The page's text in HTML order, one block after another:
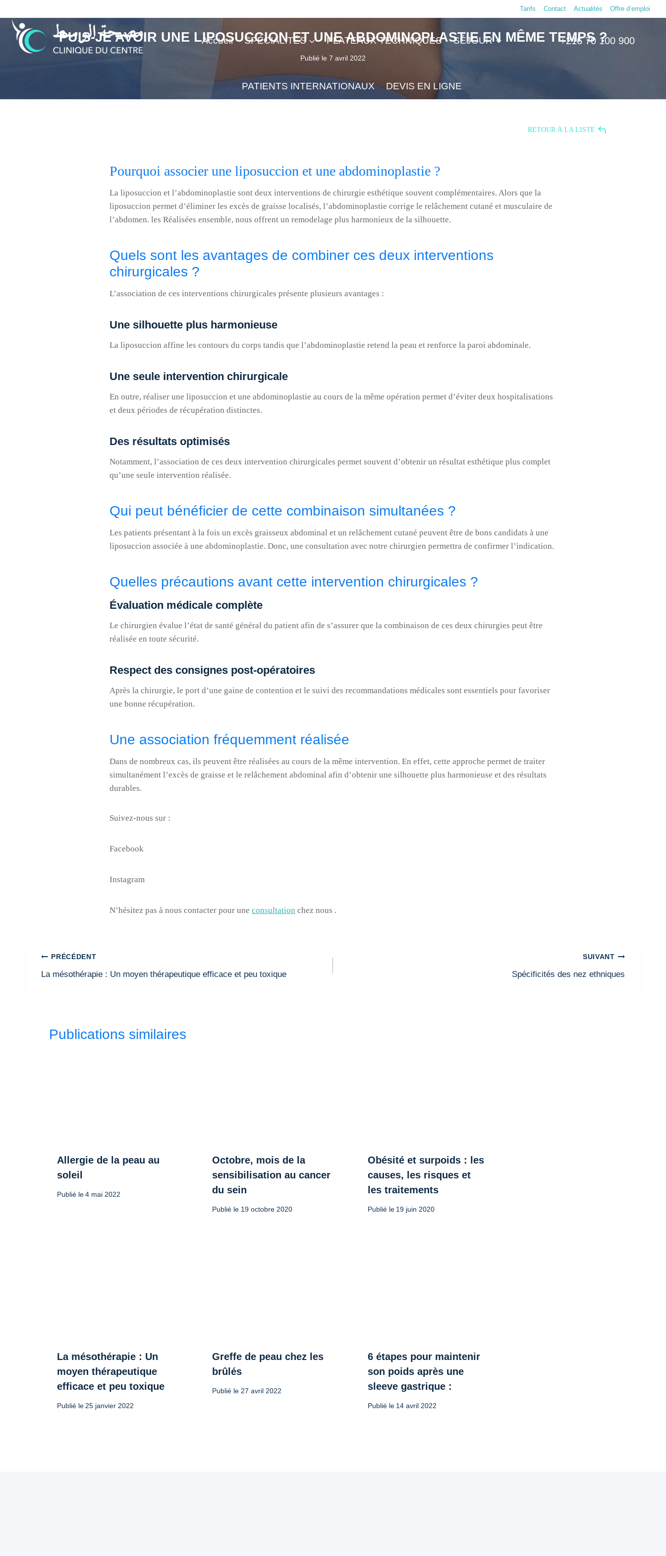
au
contenu
Tarifs Contact Actualités Offre d’emploi
Accueil SPÉCIALITÉS PLATEAUX TECHNIQUES SÉJOUR
PATIENTS INTERNATIONAUX DEVIS EN LIGNE
+216 70 100 900
PUIS-JE AVOIR UNE LIPOSUCCION ET UNE ABDOMINOPLASTIE EN MÊME TEMPS ?
Publié le 7 avril 2022
RETOUR À LA LISTE
Pourquoi associer une liposuccion et une abdominoplastie ?
La liposuccion et l’abdominoplastie sont deux interventions de chirurgie esthétique souvent complémentaires. Alors que la
liposuccion permet d’éliminer les excès de graisse localisés, l’abdominoplastie corrige le relâchement cutané et musculaire de
l’abdomen. les Réalisées ensemble, nous offrent un remodelage plus harmonieux de la silhouette.
Quels sont les avantages de combiner ces deux interventions
chirurgicales ?
L’association de ces interventions chirurgicales présente plusieurs avantages :
Une silhouette plus harmonieuse
La liposuccion affine les contours du corps tandis que l’abdominoplastie retend la peau et renforce la paroi abdominale.
Une seule intervention chirurgicale
En outre, réaliser une liposuccion et une abdominoplastie au cours de la même opération permet d’éviter deux hospitalisations
et deux périodes de récupération distinctes.
Des résultats optimisés
Notamment, l’association de ces deux intervention chirurgicales permet souvent d’obtenir un résultat esthétique plus complet
qu’une seule intervention réalisée.
Qui peut bénéficier de cette combinaison simultanées ?
Les patients présentant à la fois un excès graisseux abdominal et un relâchement cutané peuvent être de bons candidats à une
liposuccion associée à une abdominoplastie. Donc, une consultation avec notre chirurgien permettra de confirmer l’indication.
Quelles précautions avant cette intervention chirurgicales ?
Évaluation médicale complète
Le chirurgien évalue l’état de santé général du patient afin de s’assurer que la combinaison de ces deux chirurgies peut être
réalisée en toute sécurité.
Respect des consignes post-opératoires
Après la chirurgie, le port d’une gaine de contention et le suivi des recommandations médicales sont essentiels pour favoriser
une bonne récupération.
Une association fréquemment réalisée
Dans de nombreux cas, ils peuvent être réalisées au cours de la même intervention. En effet, cette approche permet de traiter
simultanément l’excès de graisse et le relâchement abdominal afin d’obtenir une silhouette plus harmonieuse et des résultats
durables.
Suivez-nous sur :
Facebook
Instagram
N’hésitez pas à nous contacter pour une consultation chez nous .
Navigation
de
PRÉCÉDENT
La mésothérapie : Un moyen thérapeutique efficace et peu toxique
SUIVANT
Spécificités des nez ethniques
Publications similaires
Allergie de la peau au
soleil
Publié le 4 mai 2022
Octobre, mois de la
sensibilisation au cancer
du sein
Publié le 19 octobre 2020
Obésité et surpoids : les
causes, les risques et
les traitements
Publié le 19 juin 2020
La mésothérapie : Un
moyen thérapeutique
efficace et peu toxique
Publié le 25 janvier 2022
Greffe de peau chez les
brûlés
Publié le 27 avril 2022
6 étapes pour maintenir
son poids après une
sleeve gastrique :
Publié le 14 avril 2022